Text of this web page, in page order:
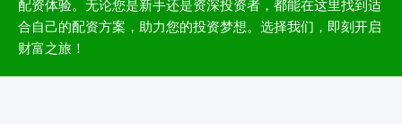
配资体验。无论您是新手还是资深投资者，都能在这里找到适
合自己的配资方案，助力您的投资梦想。选择我们，即刻开启
财富之旅！